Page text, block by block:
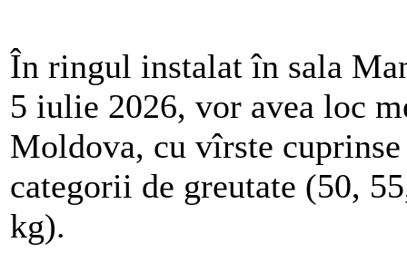
În ringul instalat în sala
5 iulie 2026, vor avea loc
Moldova, cu vîrste
categorii de greutate (50,
kg).